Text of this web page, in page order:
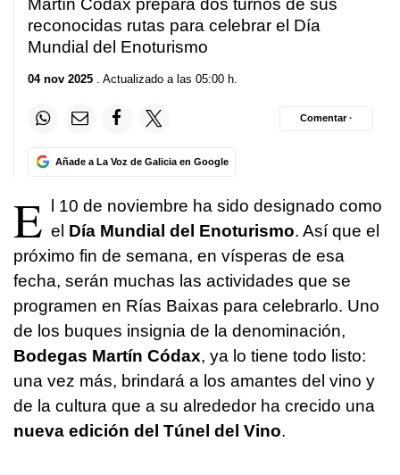
Martín Códax prepara dos turnos de sus
reconocidas rutas para celebrar el Día
Mundial del Enoturismo
04 nov 2025 . Actualizado a las 05:00 h.
Añade a La Voz de Galicia en Google
Comentar ·
E l 10 de noviembre ha sido designado como
el Día Mundial del Enoturismo. Así que el
próximo fin de semana, en vísperas de esa
fecha, serán muchas las actividades que se
programen en Rías Baixas para celebrarlo. Uno
de los buques insignia de la denominación,
Bodegas Martín Códax, ya lo tiene todo listo:
una vez más, brindará a los amantes del vino y
de la cultura que a su alrededor ha crecido una
nueva edición del Túnel del Vino.